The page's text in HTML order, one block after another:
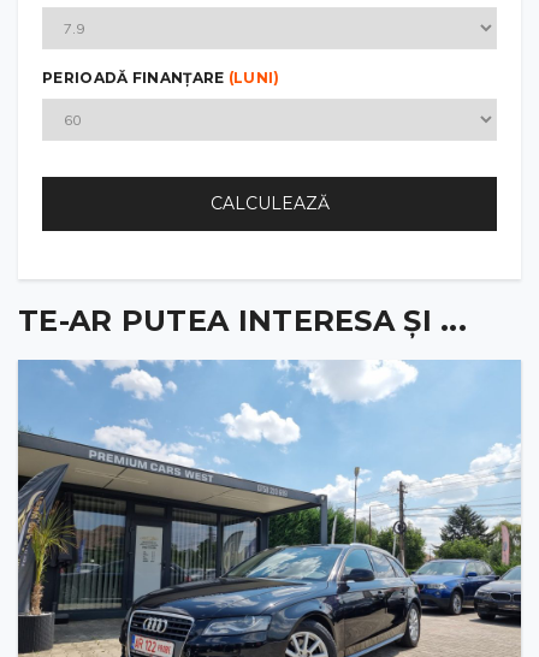
PERIOADĂ FINANȚARE (LUNI)
CALCULEAZĂ
TE-AR PUTEA INTERESA ȘI ...